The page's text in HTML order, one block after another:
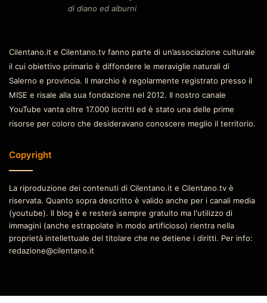
di diano ed alburni
Cilentano.it e Cilentano.tv fanno parte di un’associazione culturale
il cui obiettivo primario è diffondere le meraviglie naturali di
Salerno e provincia. Il marchio è regolarmente registrato presso il
MISE e risale alla sua fondazione nel 2012. Il nostro canale
YouTube vanta oltre 17.000 iscritti ed è stato una delle prime
risorse per coloro che desideravano conoscere meglio il territorio.
Copyright
La riproduzione dei contenuti di Cilentano.it e Cilentano.tv è
riservata. Quanto sopra descritto è valido anche per i canali media
(youtube). Il blog è e resterà sempre gratuito ma l'utilizzo di
immagini (anche estrapolate in modo artificioso) rientra nella
proprietà intellettuale del titolare che ne detiene i diritti. Per info:
redazione@cilentano.it